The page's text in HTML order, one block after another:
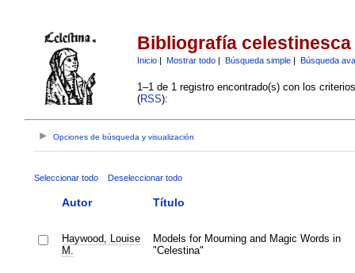
Bibliografía celestinesca
Inicio| Mostrar todo| Búsqueda simple| Búsqueda
1–1 de 1 registro encontrado(s) con los
(RSS):
Opciones de búsqueda y visualización
Seleccionar todo Deseleccionar todo
Autor Título
Haywood, Louise
M.
Models for Mourning and Magic Words in
"Celestina"